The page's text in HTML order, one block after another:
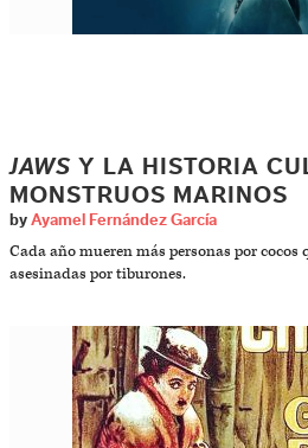
JAWS Y LA HISTORIA
MONSTRUOS MARINOS
by Ayamel Fernández García
Cada año mueren más personas por cocos
asesinadas por tiburones.